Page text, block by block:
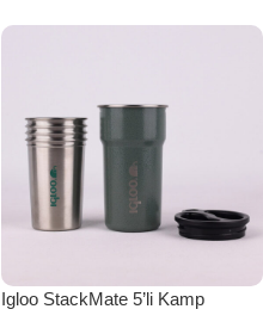
Igloo StackMate 5’li Kamp